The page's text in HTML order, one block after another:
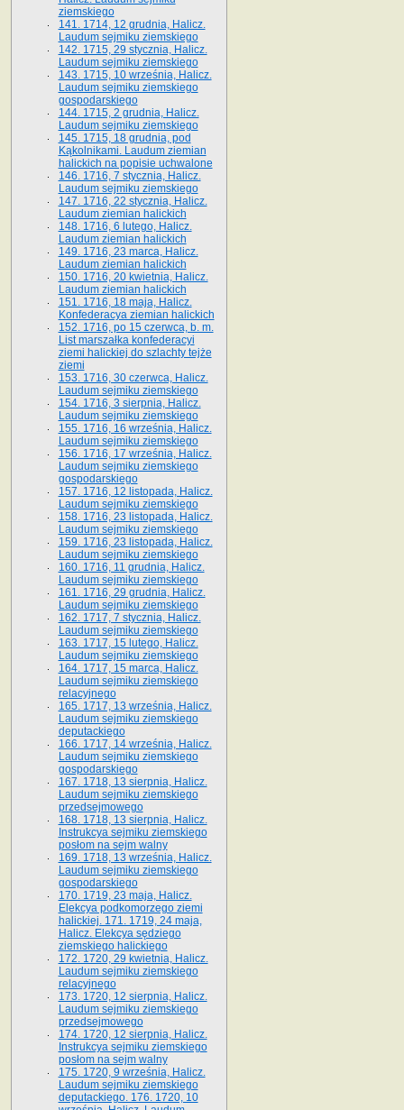
ziemskiego
141. 1714, 12 grudnia, Halicz.
Laudum sejmiku ziemskiego
142. 1715, 29 stycznia, Halicz.
Laudum sejmiku ziemskiego
143. 1715, 10 września, Halicz.
Laudum sejmiku ziemskiego
gospodarskiego
144. 1715, 2 grudnia, Halicz.
Laudum sejmiku ziemskiego
145. 1715, 18 grudnia, pod
Kąkolnikami. Laudum ziemian
halickich na popisie uchwalone
146. 1716, 7 stycznia, Halicz.
Laudum sejmiku ziemskiego
147. 1716, 22 stycznia, Halicz.
Laudum ziemian halickich
148. 1716, 6 lutego, Halicz.
Laudum ziemian halickich
149. 1716, 23 marca, Halicz.
Laudum ziemian halickich
150. 1716, 20 kwietnia, Halicz.
Laudum ziemian halickich
151. 1716, 18 maja, Halicz.
Konfederacya ziemian halickich
152. 1716, po 15 czerwca, b. m.
List marszałka konfederacyi
ziemi halickiej do szlachty tejże
ziemi
153. 1716, 30 czerwca, Halicz.
Laudum sejmiku ziemskiego
154. 1716, 3 sierpnia, Halicz.
Laudum sejmiku ziemskiego
155. 1716, 16 września, Halicz.
Laudum sejmiku ziemskiego
156. 1716, 17 września, Halicz.
Laudum sejmiku ziemskiego
gospodarskiego
157. 1716, 12 listopada, Halicz.
Laudum sejmiku ziemskiego
158. 1716, 23 listopada, Halicz.
Laudum sejmiku ziemskiego
159. 1716, 23 listopada, Halicz.
Laudum sejmiku ziemskiego
160. 1716, 11 grudnia, Halicz.
Laudum sejmiku ziemskiego
161. 1716, 29 grudnia, Halicz.
Laudum sejmiku ziemskiego
162. 1717, 7 stycznia, Halicz.
Laudum sejmiku ziemskiego
163. 1717, 15 lutego, Halicz.
Laudum sejmiku ziemskiego
164. 1717, 15 marca, Halicz.
Laudum sejmiku ziemskiego
relacyjnego
165. 1717, 13 września, Halicz.
Laudum sejmiku ziemskiego
deputackiego
166. 1717, 14 września, Halicz.
Laudum sejmiku ziemskiego
gospodarskiego
167. 1718, 13 sierpnia, Halicz.
Laudum sejmiku ziemskiego
przedsejmowego
168. 1718, 13 sierpnia, Halicz.
Instrukcya sejmiku ziemskiego
posłom na sejm walny
169. 1718, 13 września, Halicz.
Laudum sejmiku ziemskiego
gospodarskiego
170. 1719, 23 maja, Halicz.
Elekcya podkomorzego ziemi
halickiej. 171. 1719, 24 maja,
Halicz. Elekcya sędziego
ziemskiego halickiego
172. 1720, 29 kwietnia, Halicz.
Laudum sejmiku ziemskiego
relacyjnego
173. 1720, 12 sierpnia, Halicz.
Laudum sejmiku ziemskiego
przedsejmowego
174. 1720, 12 sierpnia, Halicz.
Instrukcya sejmiku ziemskiego
posłom na sejm walny
175. 1720, 9 września, Halicz.
Laudum sejmiku ziemskiego
deputackiego. 176. 1720, 10